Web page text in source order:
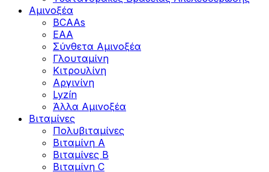
Αμινοξέα
BCAAs
EAA
Σύνθετα Αμινοξέα
Γλουταμίνη
Κιτρουλίνη
Αργινίνη
Lyzín
Άλλα Αμινοξέα
Βιταμίνες
Πολυβιταμίνες
Βιταμίνη Α
Βιταμίνες Β
Βιταμίνη C